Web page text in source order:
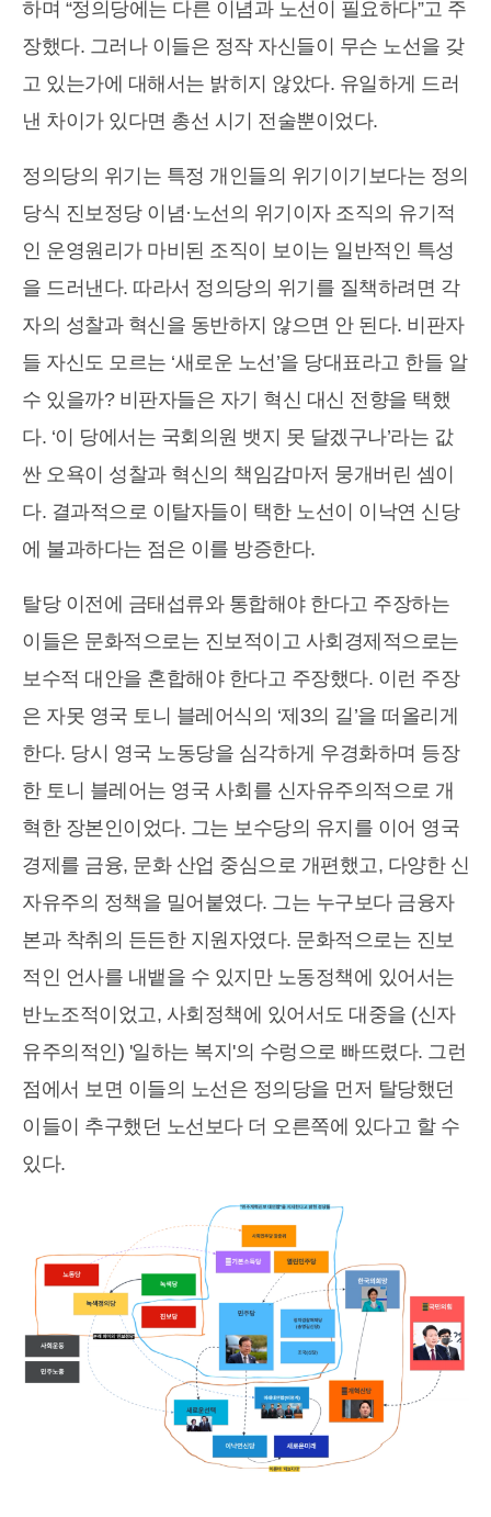
하며 “정의당에는 다른 이념과 노선이 필요하다”고 주
장했다. 그러나 이들은 정작 자신들이 무슨 노선을 갖
고 있는가에 대해서는 밝히지 않았다. 유일하게 드러
낸 차이가 있다면 총선 시기 전술뿐이었다.
정의당의 위기는 특정 개인들의 위기이기보다는 정의
당식 진보정당 이념·노선의 위기이자 조직의 유기적
인 운영원리가 마비된 조직이 보이는 일반적인 특성
을 드러낸다. 따라서 정의당의 위기를 질책하려면 각
자의 성찰과 혁신을 동반하지 않으면 안 된다. 비판자
들 자신도 모르는 ‘새로운 노선’을 당대표라고 한들 알
수 있을까? 비판자들은 자기 혁신 대신 전향을 택했
다. ‘이 당에서는 국회의원 뱃지 못 달겠구나’라는 값
싼 오욕이 성찰과 혁신의 책임감마저 뭉개버린 셈이
다. 결과적으로 이탈자들이 택한 노선이 이낙연 신당
에 불과하다는 점은 이를 방증한다.
탈당 이전에 금태섭류와 통합해야 한다고 주장하는
이들은 문화적으로는 진보적이고 사회경제적으로는
보수적 대안을 혼합해야 한다고 주장했다. 이런 주장
은 자못 영국 토니 블레어식의 ‘제3의 길’을 떠올리게
한다. 당시 영국 노동당을 심각하게 우경화하며 등장
한 토니 블레어는 영국 사회를 신자유주의적으로 개
혁한 장본인이었다. 그는 보수당의 유지를 이어 영국
경제를 금융, 문화 산업 중심으로 개편했고, 다양한 신
자유주의 정책을 밀어붙였다. 그는 누구보다 금융자
본과 착취의 든든한 지원자였다. 문화적으로는 진보
적인 언사를 내뱉을 수 있지만 노동정책에 있어서는
반노조적이었고, 사회정책에 있어서도 대중을 (신자
유주의적인) '일하는 복지'의 수렁으로 빠뜨렸다. 그런
점에서 보면 이들의 노선은 정의당을 먼저 탈당했던
이들이 추구했던 노선보다 더 오른쪽에 있다고 할 수
있다.